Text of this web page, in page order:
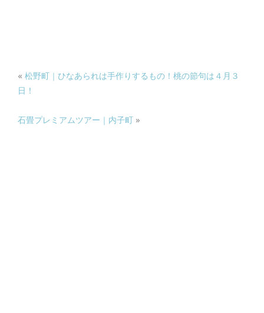
« 松野町｜ひなあられは手作りするもの！桃の節句は４月３
日！
石畳プレミアムツアー｜内子町 »